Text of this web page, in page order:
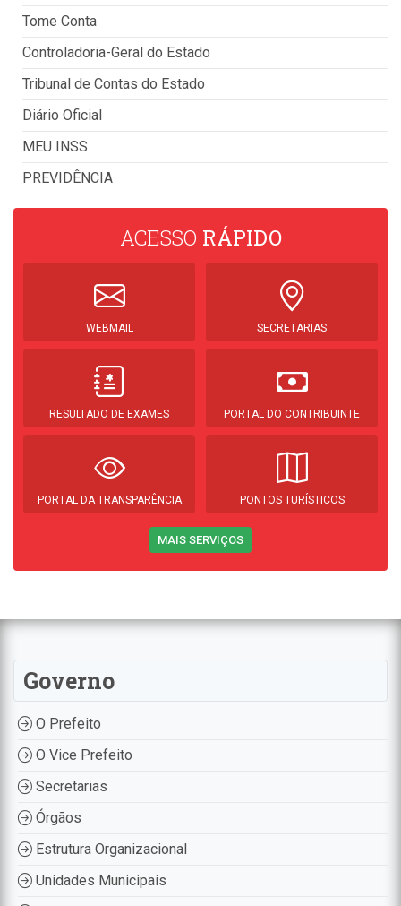
Tome Conta
Controladoria-Geral do Estado
Tribunal de Contas do Estado
Diário Oficial
MEU INSS
PREVIDÊNCIA
ACESSO RÁPIDO
WEBMAIL SECRETARIAS
RESULTADO DE EXAMES PORTAL DO CONTRIBUINTE
PORTAL DA TRANSPARÊNCIA PONTOS TURÍSTICOS
MAIS SERVIÇOS
Governo
O Prefeito
O Vice Prefeito
Secretarias
Órgãos
Estrutura Organizacional
Unidades Municipais